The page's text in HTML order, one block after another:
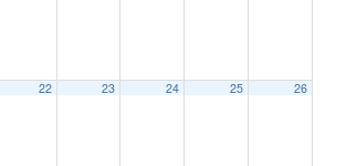
22 23 24 25 26